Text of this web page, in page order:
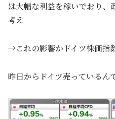
は大幅な利益を稼いでおり
考え
→これの影響かドイツ株価指
昨日からドイツ売っているん